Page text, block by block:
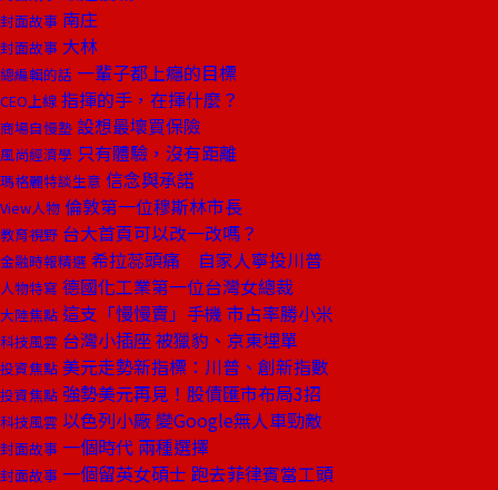
封面故事 南庄
封面故事 大林
總編輯的話 一輩子都上癮的目標
CEO上線 指揮的手，在揮什麼？
商場自慢塾 設想最壞買保險
風尚經濟學 只有體驗，沒有距離
瑪格麗特談生意 信念與承諾
View人物 倫敦第一位穆斯林市長
教育視野 台大首頁可以改一改嗎？
金融時報精選 希拉蕊頭痛 自家人寧投川普
人物特寫 德國化工業第一位台灣女總裁
大陸焦點 這支「慢慢賣」手機 市占率勝小米
科技風雲 台灣小插座 被獵豹、京東埋單
投資焦點 美元走勢新指標：川普、創新指數
投資焦點 強勢美元再見！股債匯市布局3招
科技風雲 以色列小廠 變Google無人車勁敵
封面故事 一個時代 兩種選擇
封面故事 一個留英女碩士 跑去菲律賓當工頭